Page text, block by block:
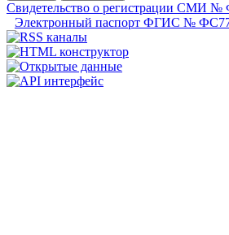
Свидетельство о регистрации СМИ №
Электронный паспорт ФГИС №